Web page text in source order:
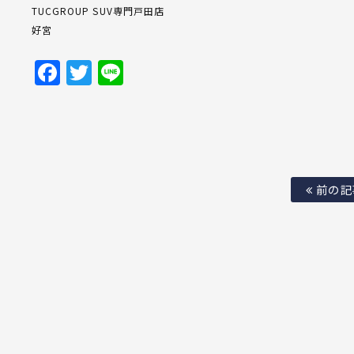
TUCGROUP SUV専門戸田店
好宮
Facebook
Twitter
前の